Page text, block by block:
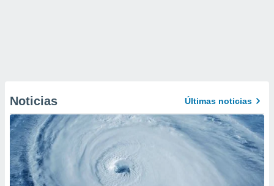
Noticias Últimas noticias